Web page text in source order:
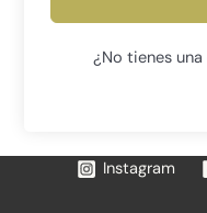
¿No tienes
Instagram